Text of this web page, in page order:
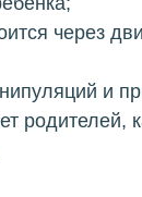
через
и
родителей,